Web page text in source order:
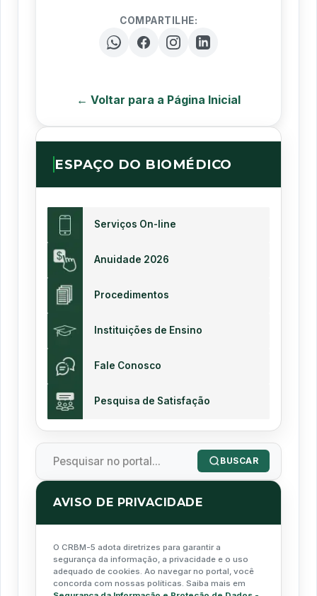
COMPARTILHE:
← Voltar para a Página Inicial
ESPAÇO DO BIOMÉDICO
Serviços On-line
Anuidade 2026
Procedimentos
Instituições de Ensino
Fale Conosco
Pesquisa de Satisfação
BUSCAR
AVISO DE PRIVACIDADE
O CRBM-5 adota diretrizes para garantir a
segurança da informação, a privacidade e o uso
adequado de cookies. Ao navegar no portal, você
concorda com nossas políticas. Saiba mais em